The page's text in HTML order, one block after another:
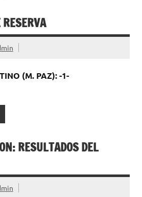
RESERVA
(M. PAZ): -1-
RESULTADOS DEL